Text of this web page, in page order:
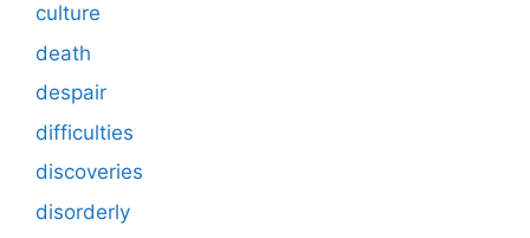
culture
death
despair
difficulties
discoveries
disorderly